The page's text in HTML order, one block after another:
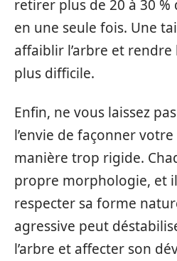
retirer plus de 20 à 30
en une seule fois. Une
affaiblir l’arbre et
plus difficile.
Enfin, ne vous laissez
l’envie de façonner
manière trop rigide.
propre morphologie, et
respecter sa forme
agressive peut
l’arbre et affecter son